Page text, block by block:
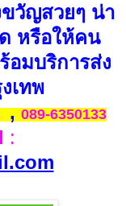
วัญสวยๆ น่า
หรือให้คน
มบริการส่ง
เทพ
, 089-6350133
: